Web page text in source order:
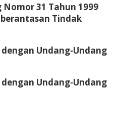
31 Tahun 1999
Tindak
Undang-Undang
Undang-Undang